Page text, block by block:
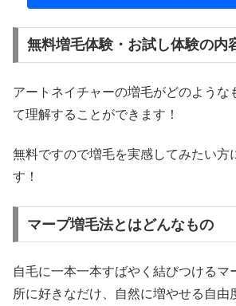
無料増毛体験・お試し体験の内
アートネイチャーの増毛がどのような
て理解することができます！
無料ですので増毛を実感してみたい方
す！
マープ増毛法とはどんなもの
自毛に一本一本すばやく結びつけるマ
所に好きなだけ、自然に増やせる自由